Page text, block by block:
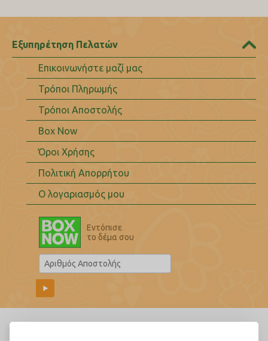
Εξυπηρέτηση Πελατών
Επικοινωνήστε μαζί μας
Τρόποι Πληρωμής
Τρόποι Αποστολής
Box Now
Όροι Χρήσης
Πολιτική Απορρήτου
Ο λογαριασμός μου
Εντόπισε
το δέμα σου